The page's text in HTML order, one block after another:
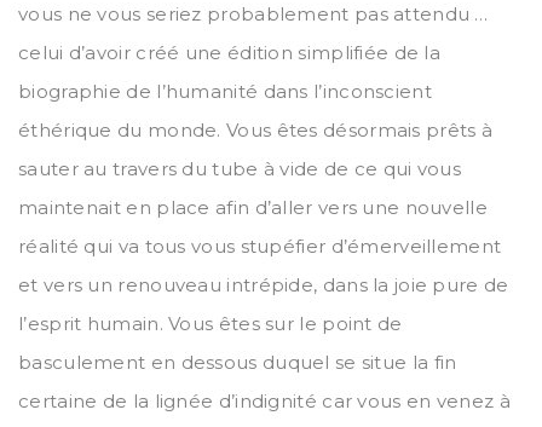
vous ne vous seriez probablement pas attendu …
celui d’avoir créé une édition simplifiée de la
biographie de l’humanité dans l’inconscient
éthérique du monde. Vous êtes désormais prêts à
sauter au travers du tube à vide de ce qui vous
maintenait en place afin d’aller vers une nouvelle
réalité qui va tous vous stupéfier d’émerveillement
et vers un renouveau intrépide, dans la joie pure de
l’esprit humain. Vous êtes sur le point de
basculement en dessous duquel se situe la fin
certaine de la lignée d’indignité car vous en venez à